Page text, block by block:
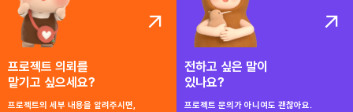
프로젝트 의뢰를
맡기고 싶으세요?
프로젝트의 세부 내용을 알려주시면,
전하고 싶은 말이
있나요?
프로젝트 문의가 아니여도 괜찮아요.